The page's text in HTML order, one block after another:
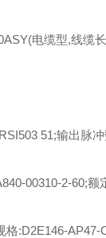
电缆型,线缆
51;输出脉
00310-2-60;
格:D2E146-